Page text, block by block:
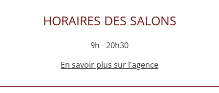
HORAIRES DES SALONS
9h - 20h30
En savoir plus sur l'agence